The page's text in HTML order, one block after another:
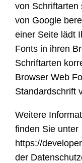
von Schriftarten
von Google
einer Seite lädt
Fonts in ihren
Schriftarten
Browser Web
Standardschrift
Weitere
finden Sie unter
https://
der